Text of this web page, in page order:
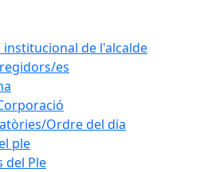
institucional de l'alcalde
es
Ordre del dia
ple
del Ple